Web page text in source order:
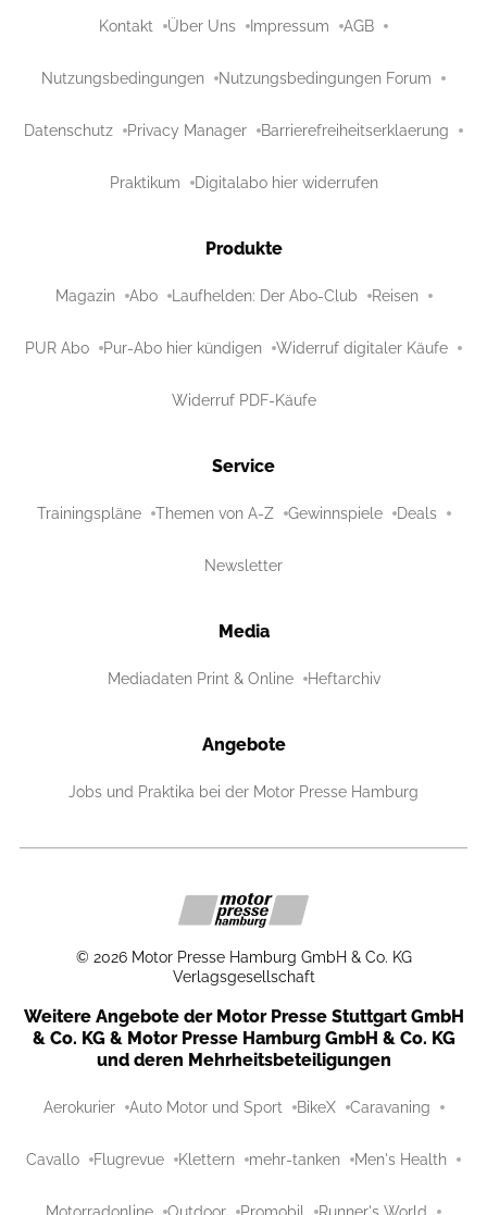
Kontakt Über Uns Impressum AGB
Nutzungsbedingungen Nutzungsbedingungen Forum
Datenschutz Privacy Manager Barrierefreiheitserklaerung
Praktikum Digitalabo hier widerrufen
Produkte
Magazin Abo Laufhelden: Der Abo-Club Reisen
PUR Abo Pur-Abo hier kündigen Widerruf digitaler Käufe
Widerruf PDF-Käufe
Service
Trainingspläne Themen von A-Z Gewinnspiele Deals
Newsletter
Media
Mediadaten Print & Online Heftarchiv
Angebote
Jobs und Praktika bei der Motor Presse Hamburg
© 2026 Motor Presse Hamburg GmbH & Co. KG
Verlagsgesellschaft
Weitere Angebote der Motor Presse Stuttgart GmbH
& Co. KG & Motor Presse Hamburg GmbH & Co. KG
und deren Mehrheitsbeteiligungen
Aerokurier Auto Motor und Sport BikeX Caravaning
Cavallo Flugrevue Klettern mehr-tanken Men's Health
Motorradonline Outdoor Promobil Runner's World